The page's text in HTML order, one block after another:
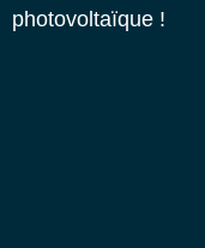
photovoltaïque !